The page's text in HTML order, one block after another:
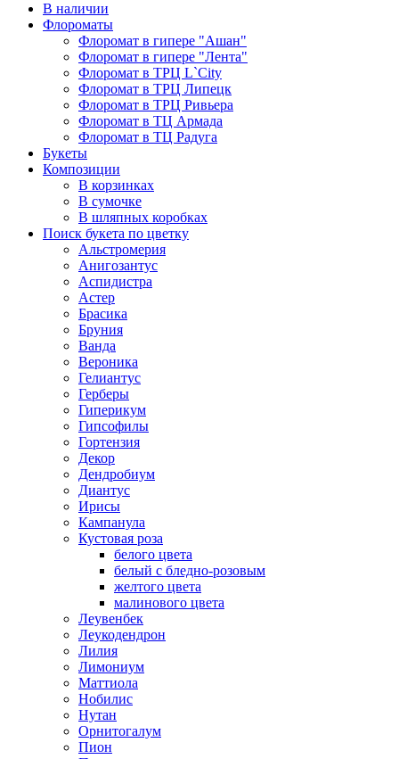
В наличии
Флороматы
Флоромат в гипере "Ашан"
Флоромат в гипере "Лента"
Флоромат в ТРЦ L`City
Флоромат в ТРЦ Липецк
Флоромат в ТРЦ Ривьера
Флоромат в ТЦ Армада
Флоромат в ТЦ Радуга
Букеты
Композиции
В корзинках
В сумочке
В шляпных коробках
Поиск букета по цветку
Альстромерия
Анигозантус
Аспидистра
Астер
Брасика
Бруния
Ванда
Вероника
Гелиантус
Герберы
Гиперикум
Гипсофилы
Гортензия
Декор
Дендробиум
Диантус
Ирисы
Кампанула
Кустовая роза
белого цвета
белый с бледно-розовым
желтого цвета
малинового цвета
Леувенбек
Леукодендрон
Лилия
Лимониум
Маттиола
Нобилис
Нутан
Орнитогалум
Пион